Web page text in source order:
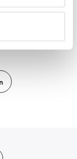
när som
annonserna
tycker om. Det
göra